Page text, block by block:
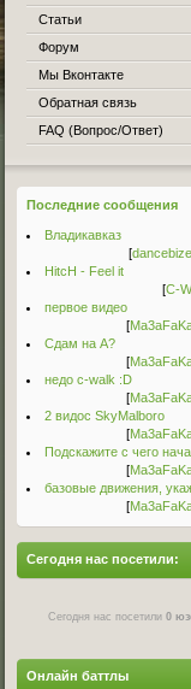
Статьи
Форум
Мы Вконтакте
Обратная связь
FAQ (Вопрос/Ответ)
Последние сообщения
Владикавказ
[dancebize
HitcH - Feel it
[C-W
первое видео
[
Сдам на А?
[
недо c-walk :D
[
2 видос SkyMalboro
[
Подскажите с чего
[
базовые движения,
[
Сегодня нас посетили:
Сегодня нас посетили0
Онлайн баттлы